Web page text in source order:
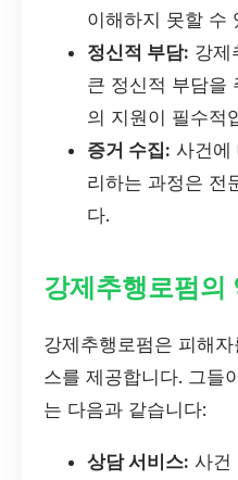
이해하지 못할 수
정신적 부담: 강제
큰 정신적 부담을
의 지원이 필수적
증거 수집: 사건에
리하는 과정은 전
다.
강제추행로펌의
강제추행로펌은 피해
스를 제공합니다. 그들
는 다음과 같습니다:
상담 서비스: 사건